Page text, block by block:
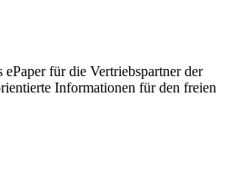
für die Vertriebspartner der
Informationen für den freien